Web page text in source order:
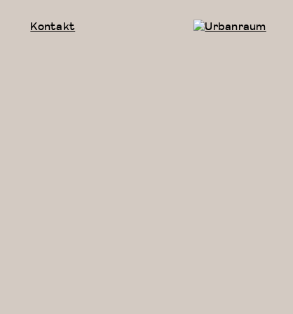
Kontakt